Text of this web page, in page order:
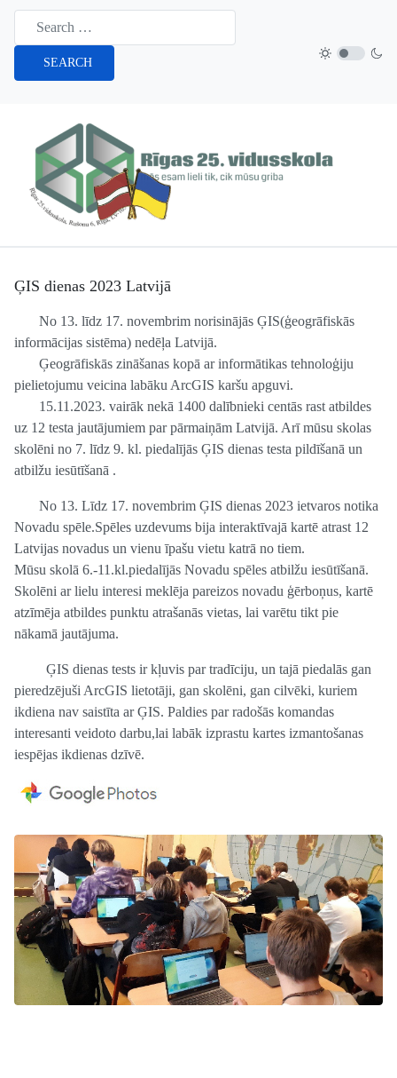
SEARCH
ĢIS dienas 2023 Latvijā
No 13. līdz 17. novembrim norisinājās ĢIS(ģeogrāfiskās
informācijas sistēma) nedēļa Latvijā.
Ģeogrāfiskās zināšanas kopā ar informātikas tehnoloģiju
pielietojumu veicina labāku ArcGIS karšu apguvi.
15.11.2023. vairāk nekā 1400 dalībnieki centās rast atbildes
uz 12 testa jautājumiem par pārmaiņām Latvijā. Arī mūsu skolas
skolēni no 7. līdz 9. kl. piedalījās ĢIS dienas testa pildīšanā un
atbilžu iesūtīšanā .
No 13. Līdz 17. novembrim ĢIS dienas 2023 ietvaros notika
Novadu spēle.Spēles uzdevums bija interaktīvajā kartē atrast 12
Latvijas novadus un vienu īpašu vietu katrā no tiem.
Mūsu skolā 6.-11.kl.piedalījās Novadu spēles atbilžu iesūtīšanā.
Skolēni ar lielu interesi meklēja pareizos novadu ģērboņus, kartē
atzīmēja atbildes punktu atrašanās vietas, lai varētu tikt pie
nākamā jautājuma.
ĢIS dienas tests ir kļuvis par tradīciju, un tajā piedalās gan
pieredzējuši ArcGIS lietotāji, gan skolēni, gan cilvēki, kuriem
ikdiena nav saistīta ar ĢIS. Paldies par radošās komandas
interesanti veidoto darbu,lai labāk izprastu kartes izmantošanas
iespējas ikdienas dzīvē.